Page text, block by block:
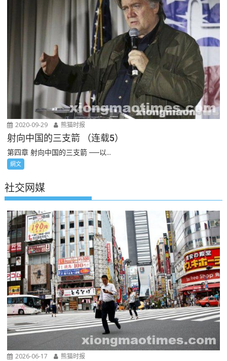
2020-09-29 熊猫时报
射向中国的三支箭 （连载5）
第四章 射向中国的三支箭 ──以...
網文
社交网媒
2026-06-17 熊猫时报